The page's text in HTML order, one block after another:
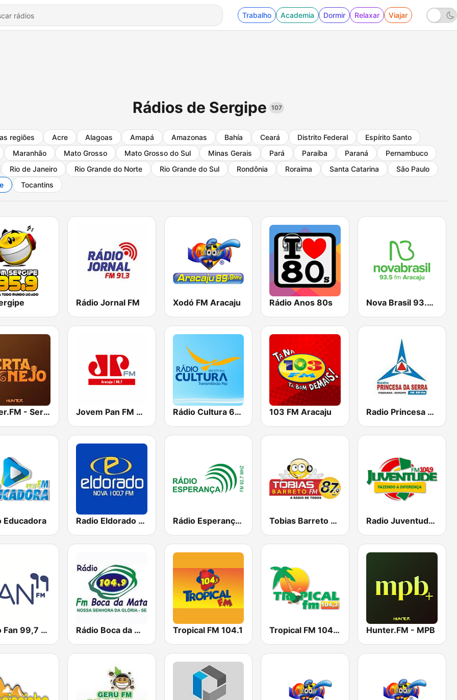
Trabalho Academia Dormir Relaxar Viajar
Rádios de Sergipe 107
regiões Acre Alagoas Amapá Amazonas Bahía Ceará Distrito Federal
Espírito Santo
Maranhão
Mato Grosso Mato Grosso do Sul Minas Gerais Pará Paraíba Paraná
Pernambuco
Rio de Janeiro
Rio Grande do Norte Rio Grande do Sul Rondônia Roraima Santa Catarina
São Paulo
Tocantins
Rádio Jornal FM Xodó FM Aracaju Rádio Anos 80s Nova Brasil 93.5 Aracaju
Hunter.FM - Sertanejo Jovem Pan FM Aracaju Rádio Cultura 670 AM 103 FM Aracaju Radio Princesa da Serra
Educadora Radio Eldorado 100.7 FM Rádio Esperança de Estância Tobias Barreto FM 87.9 Radio Juventude FM
Rádio Fan 99,7 FM Rádio Boca da Mata FM 104.9 Tropical FM 104.1 Tropical FM 104.3 Hunter.FM - MPB